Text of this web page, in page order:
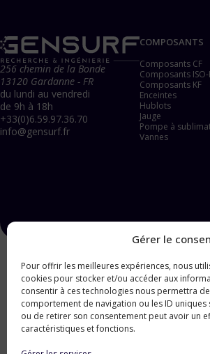
Gérer le
Pour offrir les meilleures expériences, nous
cookies pour stocker et/ou accéder aux
consentir à ces technologies nous permettra
comportement de navigation ou les ID
ou de retirer son consentement peut avoir un
caractéristiques et fonctions.
256 chemin de la Bonde
13120 Gardanne - FR
du lundi au vendredi
de 9h à 18h
+33(0)6.59.97.36.70
info@gensurf.fr
COMPOSANTS
Composants CF
Composants ISO-
Composants KF
Enceintes
Hublots
Jauge
Pompe à
Vannes